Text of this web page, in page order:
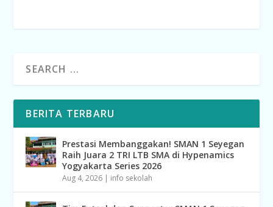
BERITA TERBARU
Prestasi Membanggakan! SMAN 1 Seyegan
Raih Juara 2 TRI LTB SMA di Hypenamics
Yogyakarta Series 2026
Aug 4, 2026 | info sekolah